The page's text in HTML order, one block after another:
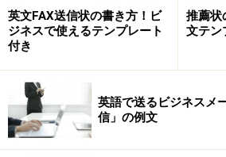
合わせてくれて、英語が聞き取り
と心得ておきましょう！簡単なテク
『ゆっくり話す』は使えます。
近年では、海外からの引き合いも
をターゲットとしたドメスティック
英文FAX送信状の書き方！ビ
ジネスで使えるテンプレート
付き
推薦状
文テン
英語で送るビジネスメ
信」の例文